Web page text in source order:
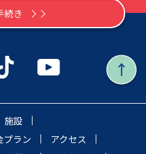
続き
施設
プラン
アクセス